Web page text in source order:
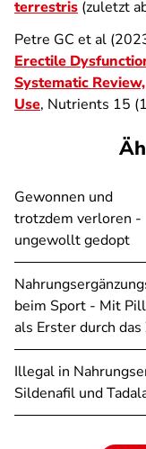
terrestris (zuletzt
Petre GC et al
Erectile
Systematic
Use, Nutrients 15
Gewonnen und
trotzdem verloren -
ungewollt gedopt
beim Sport - Mit
als Erster durch das
Illegal in
Sildenafil und